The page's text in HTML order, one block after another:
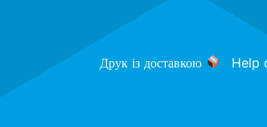
Друк із доставкою Help